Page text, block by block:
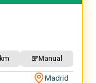
km Manual
Madrid